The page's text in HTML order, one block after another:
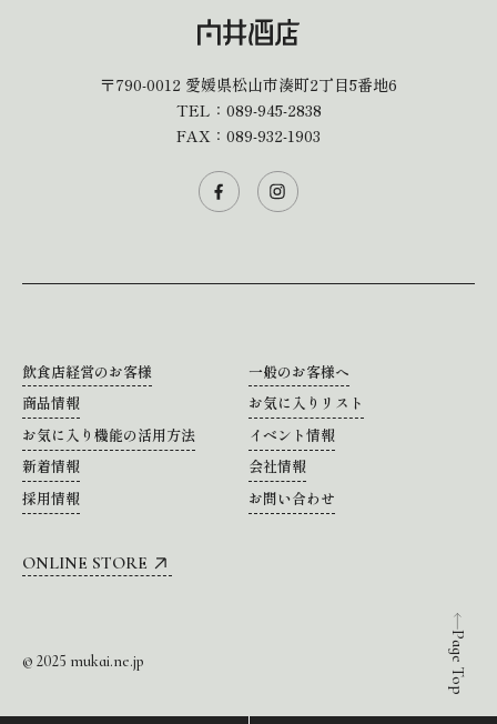
Page Top
〒790-0012 愛媛県松山市湊町2丁目5番地6
TEL： 089-945-2838
FAX：089-932-1903
飲食店経営のお客様
一般のお客様へ
商品情報
お気に入りリスト
お気に入り機能の活用方法
イベント情報
新着情報
会社情報
採用情報
お問い合わせ
ONLINE STORE
© 2025 mukai.ne.jp